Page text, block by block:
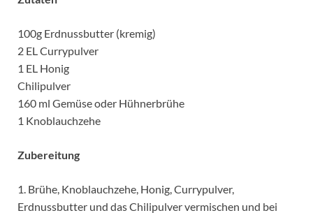
100g Erdnussbutter (kremig)
2 EL Currypulver
1 EL Honig
Chilipulver
160 ml Gemüse oder Hühnerbrühe
1 Knoblauchzehe
Zubereitung
1. Brühe, Knoblauchzehe, Honig, Currypulver,
Erdnussbutter und das Chilipulver vermischen und bei